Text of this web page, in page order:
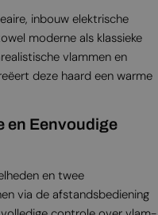
inbouw elektrische
moderne als klassieke
vlammen en
deze haard een warme
en Eenvoudige
en twee
via de afstandsbediening